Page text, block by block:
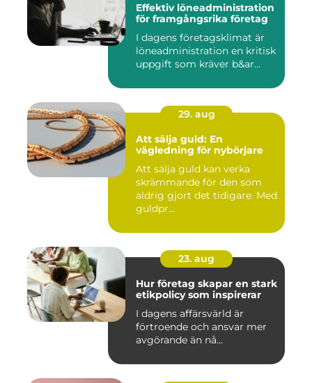
Effektiv löneadministration
för framgångsrika företag
I dagens företagsklimat är
löneadministration en kritisk
uppgift som kräver b&ar...
29. aug
Att sälja guld: En
vägledning för nybörjare
Att sälja guld kan verka
skrämmande för den som
aldrig gjort det tidigare. Med
guldpr...
23. aug
Hur företag skapar en stark
etikpolicy som inspirerar
I dagens affärsvärld är
förtroende och ansvar mer
avgörande än nå...